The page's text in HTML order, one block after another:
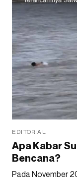
EDITORIAL
Apa Kabar
Bencana?
Pada November